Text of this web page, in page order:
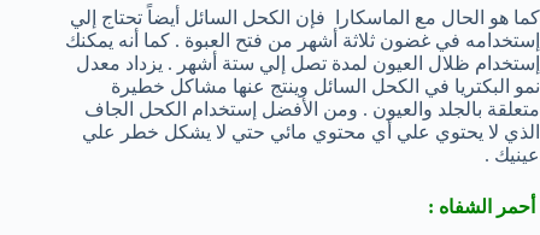
كما هو الحال مع الماسكارا فإن الكحل السائل أيضاً تحتاج إلي
إستخدامه في غضون ثلاثة أشهر من فتح العبوة . كما أنه يمكنك
إستخدام ظلال العيون لمدة تصل إلي ستة أشهر . يزداد معدل
نمو البكتريا في الكحل السائل وينتج عنها مشاكل خطيرة
متعلقة بالجلد والعيون . ومن الأفضل إستخدام الكحل الجاف
الذي لا يحتوي علي أي محتوي مائي حتي لا يشكل خطر علي
عينيك .
أحمر الشفاه :